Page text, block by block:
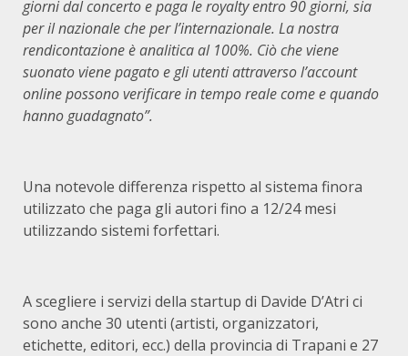
giorni dal concerto e paga le royalty entro 90 giorni, sia
per il nazionale che per l’internazionale. La nostra
rendicontazione è analitica al 100%. Ciò che viene
suonato viene pagato e gli utenti attraverso l’account
online possono verificare in tempo reale come e quando
hanno guadagnato”.
Una notevole differenza rispetto al sistema finora
utilizzato che paga gli autori fino a 12/24 mesi
utilizzando sistemi forfettari.
A scegliere i servizi della startup di Davide D’Atri ci
sono anche 30 utenti (artisti, organizzatori,
etichette, editori, ecc.) della provincia di Trapani e 27